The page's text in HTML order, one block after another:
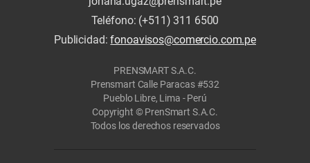
Teléfono: (+511) 311 6500
Publicidad:fonoavisos@comercio.com.pe
PRENSMART S.A.C.
Prensmart Calle Paracas #532
Pueblo Libre, Lima - Perú
Copyright © PrenSmart S.A.C.
Todos los derechos reservados